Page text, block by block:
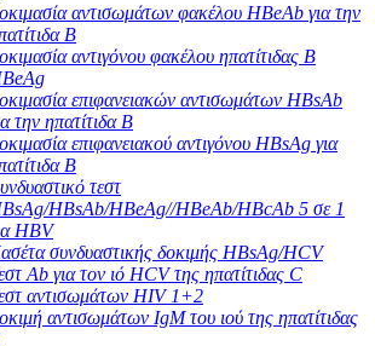
αντισωμάτων φακέλου HBeAb για την
Β
αντιγόνου φακέλου ηπατίτιδας Β
επιφανειακών αντισωμάτων HBsAb
την ηπατίτιδα Β
επιφανειακού αντιγόνου HBsAg για
Β
τεστ
HBsAb/HBeAg//HBeAb/HBcAb 5 σε 1
HBV
συνδυαστικής δοκιμής HBsAg/HCV
Ab για τον ιό HCV της ηπατίτιδας C
αντισωμάτων HIV 1+2
αντισωμάτων IgM του ιού της ηπατίτιδας